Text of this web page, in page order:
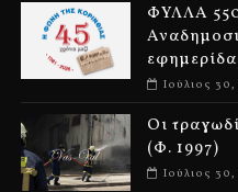
ΦΥΛΛΑ
Ιούλιος 30,
Οι
(Φ. 1997)
Ιούλιος 30,